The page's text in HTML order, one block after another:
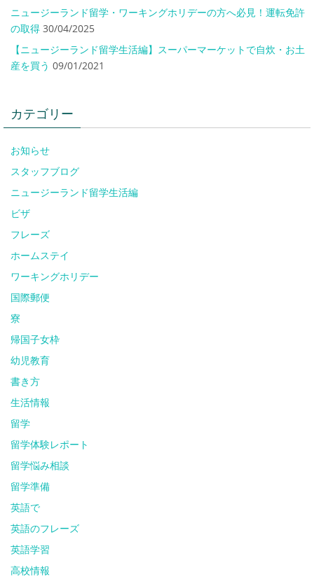
ニュージーランド留学・ワーキングホリデーの方へ必見！運転免許
の取得 30/04/2025
【ニュージーランド留学生活編】スーパーマーケットで自炊・お土
産を買う 09/01/2021
カテゴリー
お知らせ
スタッフブログ
ニュージーランド留学生活編
ビザ
フレーズ
ホームステイ
ワーキングホリデー
国際郵便
寮
帰国子女枠
幼児教育
書き方
生活情報
留学
留学体験レポート
留学悩み相談
留学準備
英語で
英語のフレーズ
英語学習
高校情報